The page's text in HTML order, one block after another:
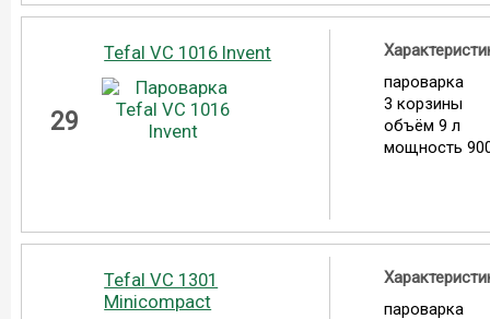
29
Tefal VC 1016 Invent
пароварка
3 корзины
объём 9 л
мощность
Tefal VC 1301
Minicompact
пароварка